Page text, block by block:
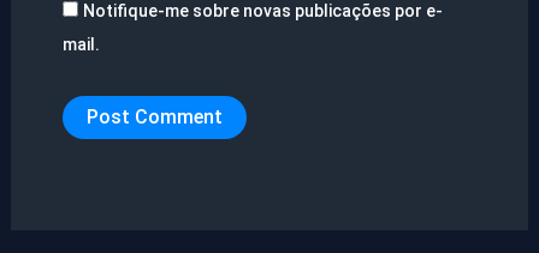
Notifique-me sobre novas publicações por e-
mail.